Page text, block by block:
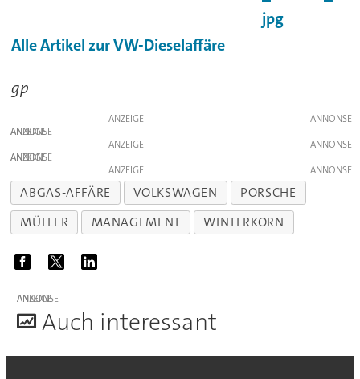
Alle Artikel zur VW-Dieselaffäre
gp
ANZEIGE
ANZEIGE
ANZEIGE
ANZEIGE
ANZEIGE
ABGAS-AFFÄRE VOLKSWAGEN
PORSCHE
MÜLLER
MANAGEMENT WINTERKORN
ANZEIGE
Auch interessant